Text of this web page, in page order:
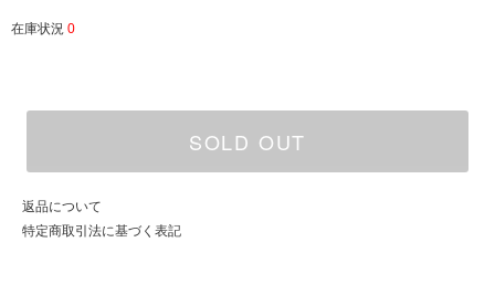
在庫状況 0
SOLD OUT
返品について
特定商取引法に基づく表記